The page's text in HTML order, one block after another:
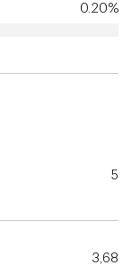
0.20%
5
3,68